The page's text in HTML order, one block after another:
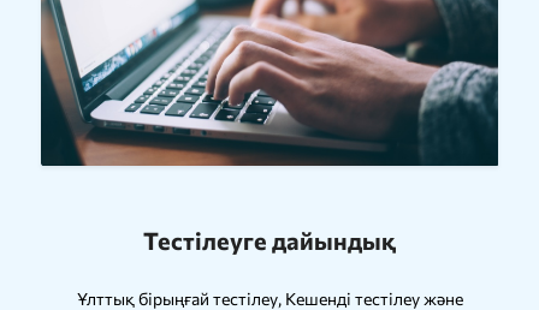
Тестілеуге дайындық
Ұлттық бірыңғай тестілеу, Кешенді тестілеу және